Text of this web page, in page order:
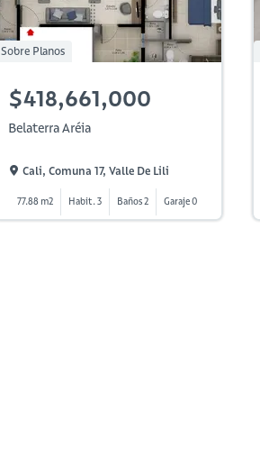
Sobre Planos
$418,661,000
Belaterra Aréia
Cali, Comuna 17, Valle De Lili
77.88 m2 Habit. 3 Baños 2 Garaje 0